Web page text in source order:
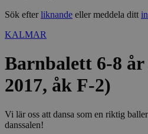
Sök efterliknande eller meddela ditt
KALMAR
Barnbalett 6-8 år
2017, åk F-2)
Vi lär oss att dansa som en riktig
danssalen!